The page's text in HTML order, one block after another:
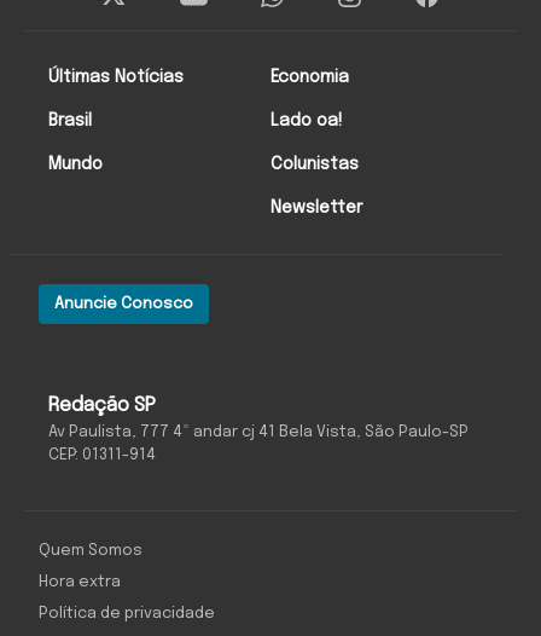
Redação SP
Av Paulista, 777 4º andar cj 41 Bela Vista, São Paulo-SP
CEP: 01311-914
Anuncie Conosco
Últimas Notícias
Brasil
Mundo
Economia
Lado oa!
Colunistas
Newsletter
Quem Somos
Hora extra
Política de privacidade